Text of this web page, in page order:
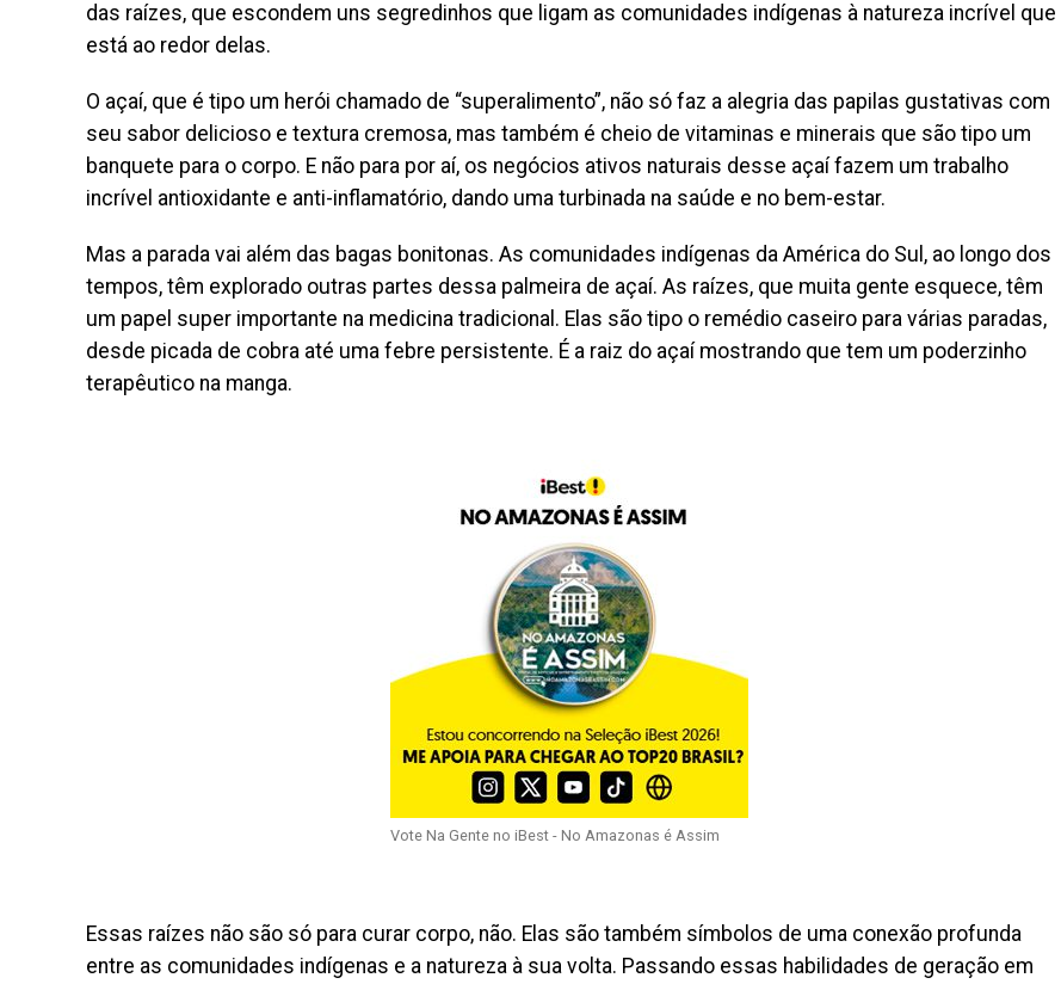
das raízes, que escondem uns segredinhos que ligam as comunidades indígenas à natureza incrível que
está ao redor delas.
O açaí, que é tipo um herói chamado de “superalimento”, não só faz a alegria das papilas gustativas com
seu sabor delicioso e textura cremosa, mas também é cheio de vitaminas e minerais que são tipo um
banquete para o corpo. E não para por aí, os negócios ativos naturais desse açaí fazem um trabalho
incrível antioxidante e anti-inflamatório, dando uma turbinada na saúde e no bem-estar.
Mas a parada vai além das bagas bonitonas. As comunidades indígenas da América do Sul, ao longo dos
tempos, têm explorado outras partes dessa palmeira de açaí. As raízes, que muita gente esquece, têm
um papel super importante na medicina tradicional. Elas são tipo o remédio caseiro para várias paradas,
desde picada de cobra até uma febre persistente. É a raiz do açaí mostrando que tem um poderzinho
terapêutico na manga.
Vote Na Gente no iBest - No Amazonas é Assim
Essas raízes não são só para curar corpo, não. Elas são também símbolos de uma conexão profunda
entre as comunidades indígenas e a natureza à sua volta. Passando essas habilidades de geração em